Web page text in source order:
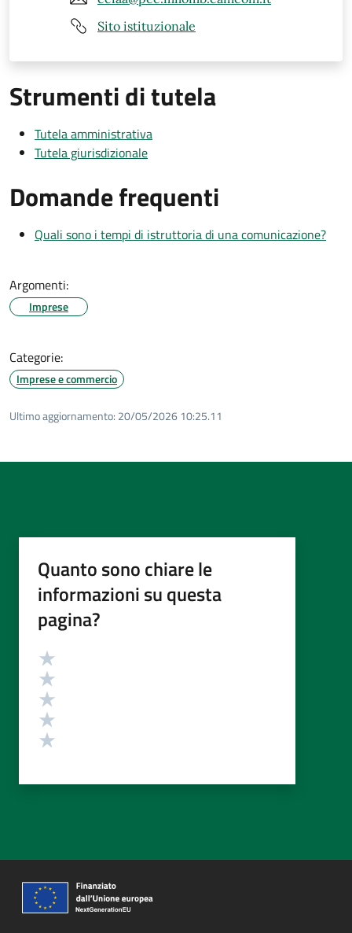
Sito istituzionale
Strumenti di tutela
Tutela amministrativa
Tutela giurisdizionale
Domande frequenti
Quali sono i tempi di istruttoria di una comunicazione?
Argomenti:
Imprese
Categorie:
Imprese e commercio
Ultimo aggiornamento: 20/05/2026 10:25.11
Quanto sono chiare le
informazioni su questa
pagina?
Valutazione